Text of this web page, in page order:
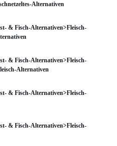
Alternativen
& Fisch-Alternativen>Fleisch-
& Fisch-Alternativen>Fleisch-
Alternativen
& Fisch-Alternativen>Fleisch-
& Fisch-Alternativen>Fleisch-